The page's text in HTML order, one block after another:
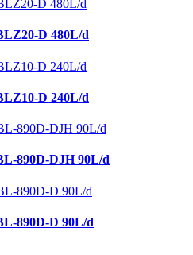
D 480L/d
D 240L/d
890D-DJH 90L/d
890D-D 90L/d